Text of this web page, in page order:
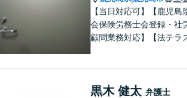
ださい。
【当日対応可】【鹿児島
会保険労務士会登録・社
顧問業務対応】【法テラ
黒木 健太 弁護士